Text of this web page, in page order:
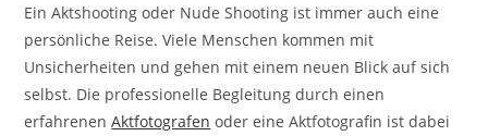
Ein Aktshooting oder Nude Shooting ist immer auch eine
persönliche Reise. Viele Menschen kommen mit
Unsicherheiten und gehen mit einem neuen Blick auf sich
selbst. Die professionelle Begleitung durch einen
erfahrenenAktfotografen oder eine Aktfotografin ist dabei